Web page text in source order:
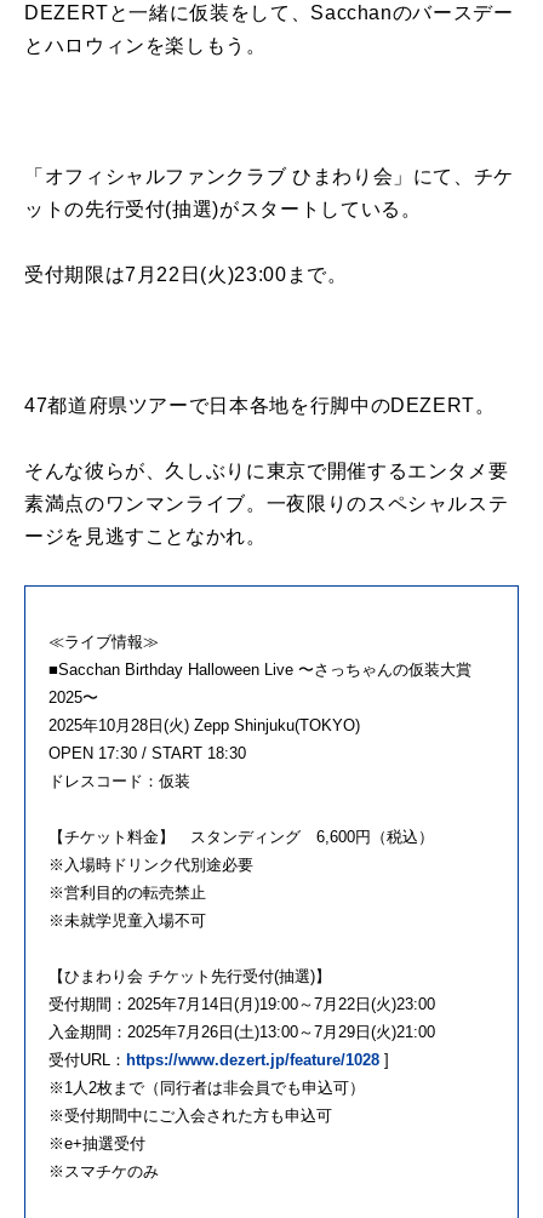
DEZERTと一緒に仮装をして、Sacchanのバースデー
とハロウィンを楽しもう。
「オフィシャルファンクラブ ひまわり会」にて、チケ
ットの先行受付(抽選)がスタートしている。
受付期限は7月22日(火)23:00まで。
47都道府県ツアーで日本各地を行脚中のDEZERT。
そんな彼らが、久しぶりに東京で開催するエンタメ要
素満点のワンマンライブ。一夜限りのスペシャルステ
ージを見逃すことなかれ。
≪ライブ情報≫
■Sacchan Birthday Halloween Live 〜さっちゃんの仮装大賞
2025〜
2025年10月28日(火) Zepp Shinjuku(TOKYO)
OPEN 17:30 / START 18:30
ドレスコード：仮装
【チケット料金】 スタンディング 6,600円（税込）
※入場時ドリンク代別途必要
※営利目的の転売禁止
※未就学児童入場不可
【ひまわり会 チケット先行受付(抽選)】
受付期間：2025年7月14日(月)19:00～7月22日(火)23:00
入金期間：2025年7月26日(土)13:00～7月29日(火)21:00
受付URL： https://www.dezert.jp/feature/1028 ]
※1人2枚まで（同行者は非会員でも申込可）
※受付期間中にご入会された方も申込可
※e+抽選受付
※スマチケのみ